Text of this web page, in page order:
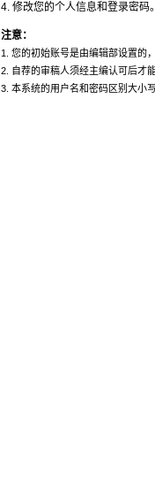
4. 修改您的个人信息和登录密码。